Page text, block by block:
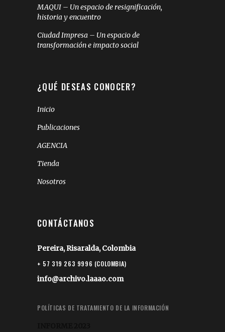
MAQUI – Un espacio de resignificación,
historia y encuentro
Ciudad Impresa – Un espacio de
transformación e impacto social
¿QUÉ DESEAS CONOCER?
Inicio
Publicaciones
AGENCIA
Tienda
Nosotros
CONTÁCTANOS
Pereira, Risaralda, Colombia
+ 57 319 263 9996 (COLOMBIA)
info@archivo.laaao.com
POLÍTICAS DE TRATAMIENTO DE LA INFORMACIÓN